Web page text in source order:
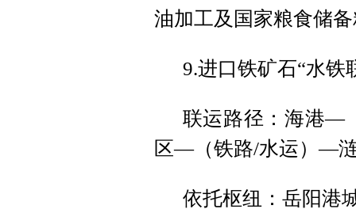
油加工及国家粮食储
9.进口铁矿石“水铁
联运路径：海港—
区—（铁路/水运）—
依托枢纽：岳阳港